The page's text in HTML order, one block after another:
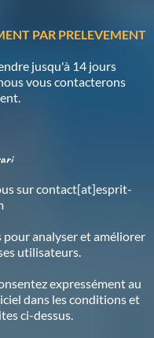
PAR PRELEVEMENT
jusqu'à 14 jours
vous contacterons
sur contact[at]esprit-
pour analyser et améliorer
utilisateurs.
expressément au
dans les conditions et
ci-dessus.